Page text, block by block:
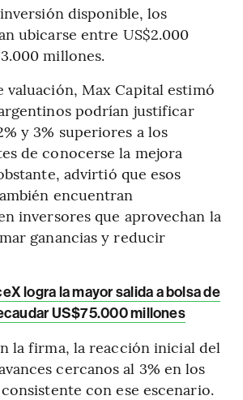
disponible, los
ubicarse entre US$2.000
millones.
valuación, Max Capital estimó
podrían justificar
y 3% superiores a los
de conocerse la mejora
advirtió que esos
encuentran
inversores que aprovechan la
ganancias y reducir
logra la mayor salida a bolsa de
US$75.000 millones
la firma, la reacción inicial del
cercanos al 3% en los
con ese escenario.